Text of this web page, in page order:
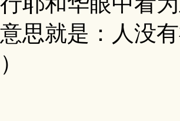
意思就是：人没